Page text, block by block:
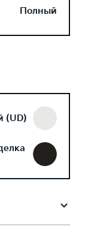
Полный
(UD)